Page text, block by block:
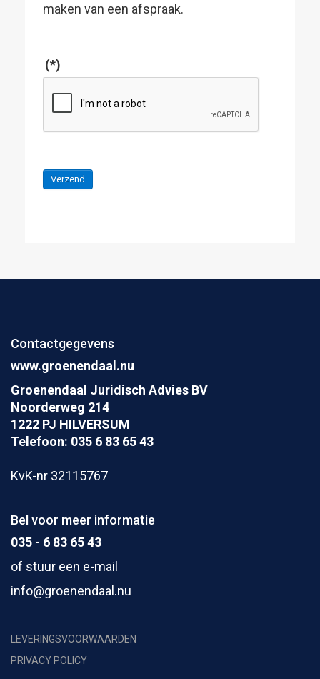
maken van een afspraak.
(*)
Verzend
Contactgegevens
www.groenendaal.nu
Groenendaal Juridisch Advies BV
Noorderweg 214
1222 PJ HILVERSUM
Telefoon: 035 6 83 65 43
KvK-nr 32115767
Bel voor meer informatie
035 - 6 83 65 43
of stuur een e-mail
info@groenendaal.nu
LEVERINGSVOORWAARDEN
PRIVACY POLICY